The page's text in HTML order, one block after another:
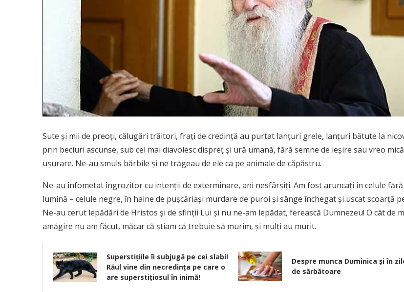
Sute şi mii de preoţi, călugări trăitori, fraţi de credinţă au purtat lanţuri grele, lanţuri bătute la
prin beciuri ascunse, sub cel mai diavolesc dispreţ şi ură umană, fără semne de ieşire sau vreo mică
uşurare. Ne-au smuls bărbile şi ne trăgeau de ele ca pe animale de căpăstru.
Ne-au înfometat îngrozitor cu intenţii de exterminare, ani nesfârşiţi. Am fost aruncaţi în celule fără
lumină – celule negre, în haine de puşcăriaşi murdare de puroi şi sânge închegat şi uscat scoarţă
Ne-au cerut lepădări de Hristos şi de sfinţii Lui şi nu ne-am lepădat, ferească Dumnezeu! O cât de
amăgire nu am făcut, măcar că ştiam că trebuie să murim, şi mulţi au murit.
Superstiţiile îi subjugă pe cei slabi!
Răul vine din necredinţa pe care o
are superstiţiosul în inimă!
Despre munca Duminica și în
de sărbătoare